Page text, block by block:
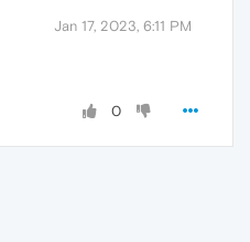
Jan 17, 2023, 6:11 PM
0